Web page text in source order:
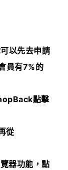
以先去申請
員有7%的
點擊
從
器功能，點